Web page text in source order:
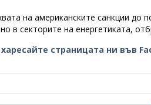
на американските санкции до
секторите на енергетиката,
харесайте страницата ни във